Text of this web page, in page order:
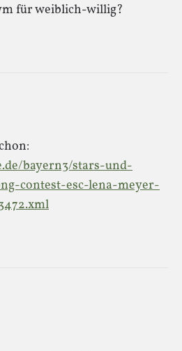
für weiblich-willig?
bayern3/stars-und-
contest-esc-lena-meyer-